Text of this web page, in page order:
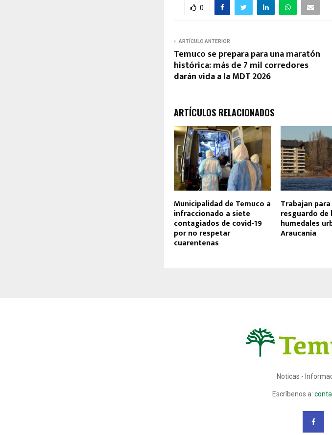
0
ARTÍCULO ANTERIOR
Temuco se prepara para una maratón
histórica: más de 7 mil corredores
darán vida a la MDT 2026
ARTÍCULOS RELACIONADOS
Municipalidad de Temuco a
infraccionado a siete
contagiados de covid-19
por no respetar
cuarentenas
Trabajan
resguardo de
humedales
Araucanía
Noticas -
Escríbenos a: